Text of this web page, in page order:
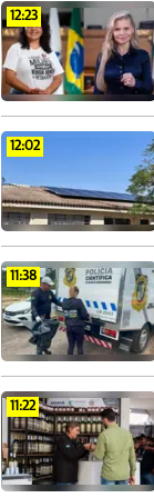
12:23
12:02
11:38
11:22